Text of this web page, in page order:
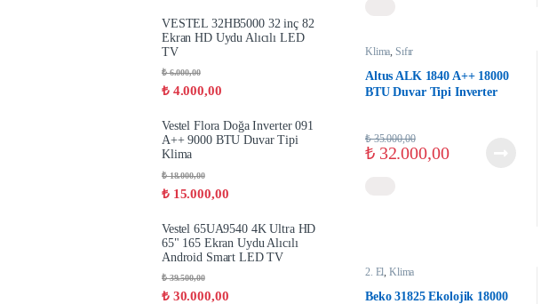
Klima,Sıfır
Altus ALK 1840 A++ 18000
BTU Duvar Tipi Inverter
₺32.000,00
₺35.000,00
2. El,Klima
Beko 31825 Ekolojik 18000
VESTEL 32HB5000 32 inç 82
Ekran HD Uydu Alıcılı LED
TV
₺4.000,00
₺6.000,00
Vestel Flora Doğa Inverter 091
A++ 9000 BTU Duvar Tipi
Klima
₺15.000,00
₺18.000,00
Vestel 65UA9540 4K Ultra HD
65" 165 Ekran Uydu Alıcılı
Android Smart LED TV
₺30.000,00
₺39.500,00